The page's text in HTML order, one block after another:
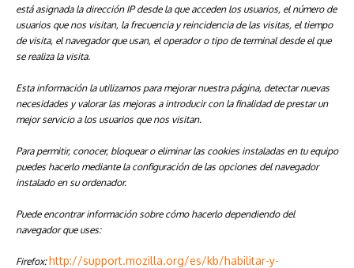
está asignada la dirección IP desde la que acceden los usuarios, el número de
usuarios que nos visitan, la frecuencia y reincidencia de las visitas, el tiempo
de visita, el navegador que usan, el operador o tipo de terminal desde el que
se realiza la visita.
Esta información la utilizamos para mejorar nuestra página, detectar nuevas
necesidades y valorar las mejoras a introducir con la finalidad de prestar un
mejor servicio a los usuarios que nos visitan.
Para permitir, conocer, bloquear o eliminar las cookies instaladas en tu equipo
puedes hacerlo mediante la configuración de las opciones del navegador
instalado en su ordenador.
Puede encontrar información sobre cómo hacerlo dependiendo del
navegador que uses:
Firefox:http://support.mozilla.org/es/kb/habilitar-y-